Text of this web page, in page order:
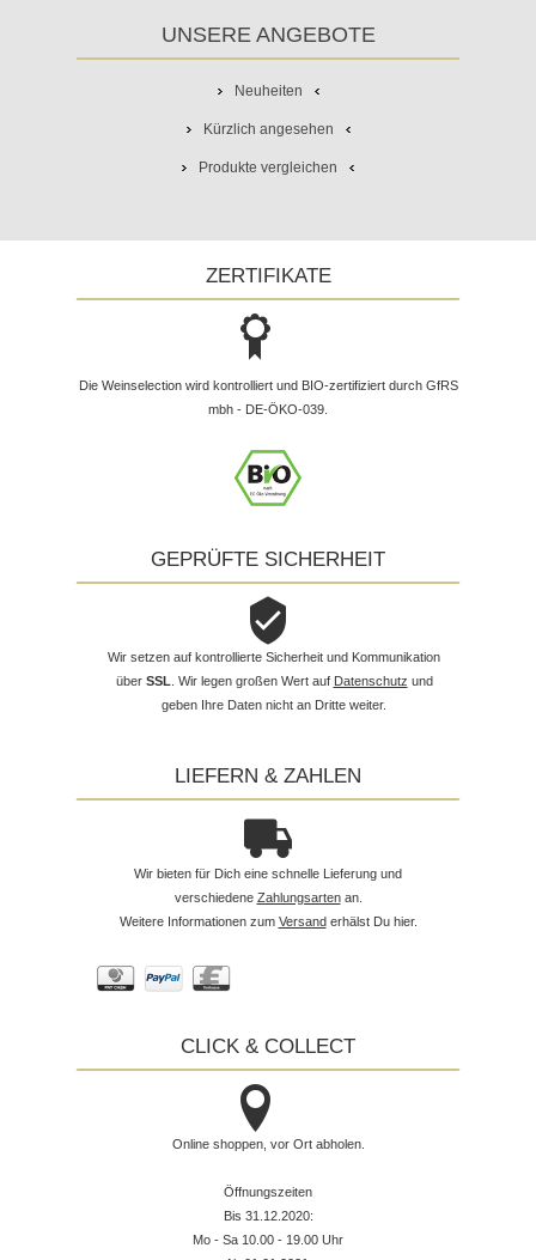
UNSERE ANGEBOTE
Neuheiten
Kürzlich angesehen
Produkte vergleichen
ZERTIFIKATE
Die Weinselection wird kontrolliert und BIO-zertifiziert durch GfRS
mbh - DE-ÖKO-039.
GEPRÜFTE SICHERHEIT
Wir setzen auf kontrollierte Sicherheit und Kommunikation
über SSL . Wir legen großen Wert auf Datenschutz und
geben Ihre Daten nicht an Dritte weiter.
LIEFERN & ZAHLEN
Wir bieten für Dich eine schnelle Lieferung und
verschiedene Zahlungsartenan.
Weitere Informationen zum Versanderhälst Du hier.
CLICK & COLLECT
Online shoppen, vor Ort abholen.
Öffnungszeiten
Bis 31.12.2020:
Mo - Sa 10.00 - 19.00 Uhr